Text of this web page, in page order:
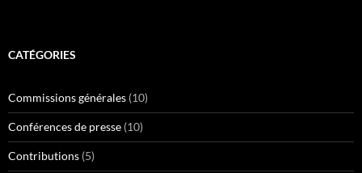
CATÉGORIES
Commissions générales (10)
Conférences de presse (10)
Contributions (5)